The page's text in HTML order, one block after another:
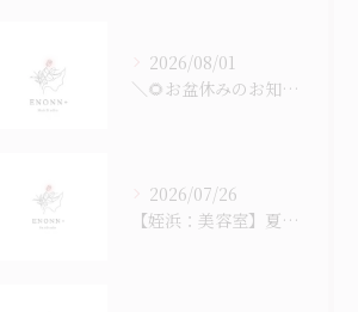
2026/08/01
＼🌻お盆休みのお知らせ🎐／
2026/07/26
【姪浜：美容室】夏のヘッドスパ始まっています